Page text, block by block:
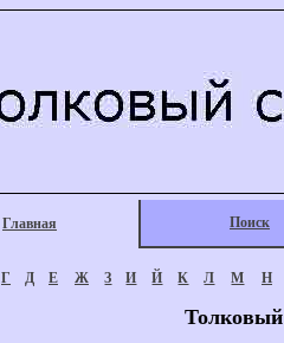
Главная Поиск
Г Д Е Ж З И Й К Л М Н